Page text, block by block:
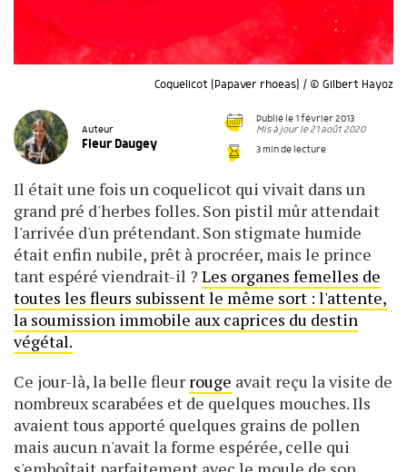
Coquelicot (Papaver rhoeas) / © Gilbert Hayoz
Auteur
Fleur Daugey
Publié le 1 février 2013
Mis à jour le 21 août 2020
3 min de lecture
Il était une fois un coquelicot qui vivait dans un
grand pré d'herbes folles. Son pistil mûr attendait
l'arrivée d'un prétendant. Son stigmate humide
était enfin nubile, prêt à procréer, mais le prince
tant espéré viendrait-il ? Les organes femelles de
toutes les fleurs subissent le même sort : l'attente,
la soumission immobile aux caprices du destin
végétal.
Ce jour-là, la belle fleur rouge avait reçu la visite de
nombreux scarabées et de quelques mouches. Ils
avaient tous apporté quelques grains de pollen
mais aucun n'avait la forme espérée, celle qui